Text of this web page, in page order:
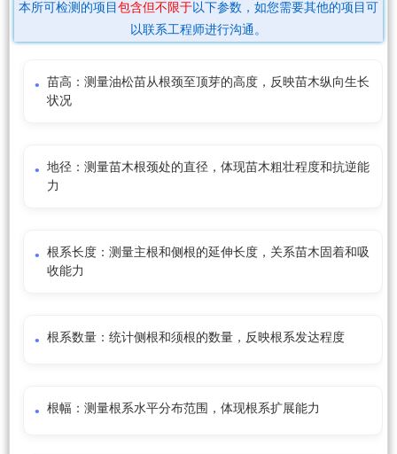
本所可检测的项目 包含但不限于以下参数，如您需要其他的项目可
以联系工程师进行沟通。
苗高：测量油松苗从根颈至顶芽的高度，反映苗木纵向生长
状况
地径：测量苗木根颈处的直径，体现苗木粗壮程度和抗逆能
力
根系长度：测量主根和侧根的延伸长度，关系苗木固着和吸
收能力
根系数量：统计侧根和须根的数量，反映根系发达程度
根幅：测量根系水平分布范围，体现根系扩展能力